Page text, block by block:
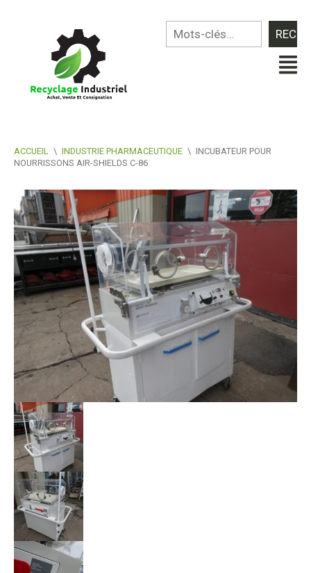
ACCUEIL \ INDUSTRIE PHARMACEUTIQUE \ INCUBATEUR POUR
NOURRISSONS AIR-SHIELDS C-86